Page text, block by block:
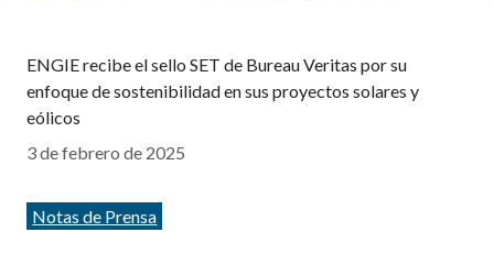
ENGIE recibe el sello SET de Bureau Veritas por su
enfoque de sostenibilidad en sus proyectos solares y
eólicos
3 de febrero de 2025
Categorías
Notas de Prensa